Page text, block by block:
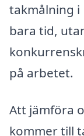
takmålning i
bara tid,
på arbetet.
Att jämföra
kommer till